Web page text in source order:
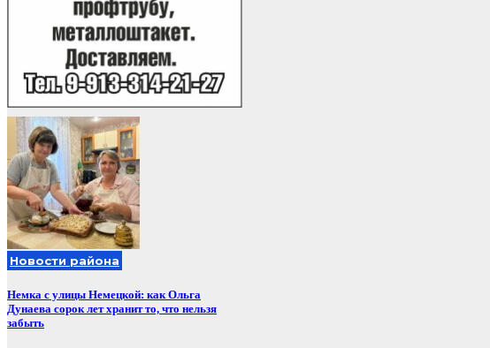
Новости района
Немка с улицы Немецкой: как Ольга
Дунаева сорок лет хранит то, что нельзя
забыть